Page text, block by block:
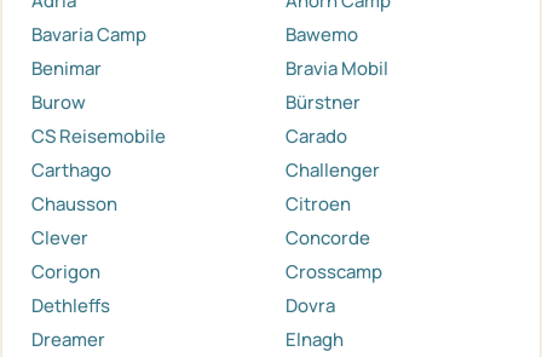
Bavaria Camp
Bawemo
Benimar
Bravia Mobil
Burow
Bürstner
CS Reisemobile
Carado
Carthago
Challenger
Chausson
Citroen
Clever
Concorde
Corigon
Crosscamp
Dethleffs
Dovra
Dreamer
Elnagh